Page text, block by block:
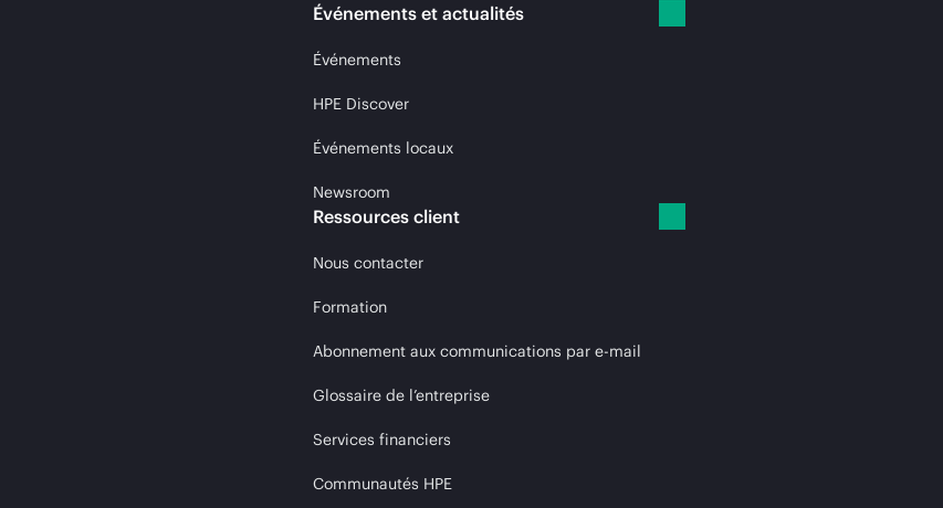
Événements et actualités
Événements
HPE Discover
Événements locaux
Newsroom
Ressources client
Nous contacter
Formation
Abonnement aux communications par e-mail
Glossaire de l’entreprise
Services financiers
Communautés HPE